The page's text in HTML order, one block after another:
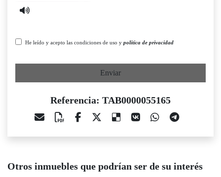
He leído y acepto las condiciones de uso y política de privacidad
Enviar
Referencia: TAB0000055165
Otros inmuebles que podrían ser de su interés